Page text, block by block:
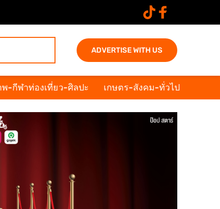
ADVERTISE WITH US
-กีฬาท่องเที่ยว-ศิลปะ เกษตร-สังคม-ทั่วไป